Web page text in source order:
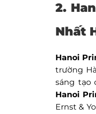
2.
Nhất
Hanoi
trường
sáng tạo
Hanoi
Ernst &